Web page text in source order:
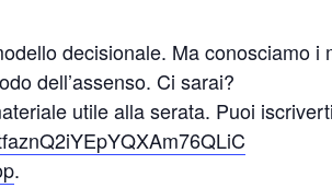
decisionale. Ma conosciamo
dell’assenso. Ci sarai?
utile alla serata. Puoi
.